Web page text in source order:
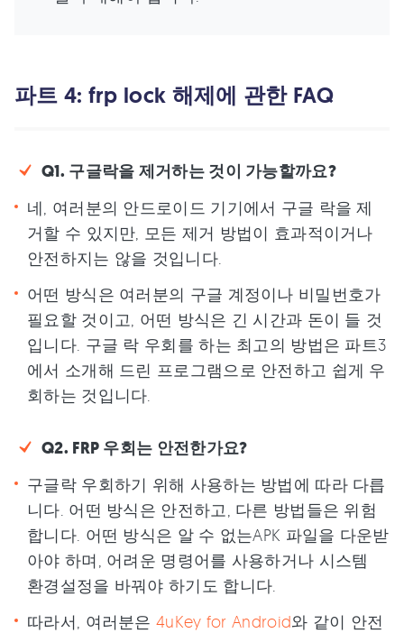
파트 4: frp lock 해제에 관한 FAQ
Q1. 구글락을 제거하는 것이 가능할까요?
네, 여러분의 안드로이드 기기에서 구글 락을 제
거할 수 있지만, 모든 제거 방법이 효과적이거나
안전하지는 않을 것입니다.
어떤 방식은 여러분의 구글 계정이나 비밀번호가
필요할 것이고, 어떤 방식은 긴 시간과 돈이 들 것
입니다. 구글 락 우회를 하는 최고의 방법은 파트3
에서 소개해 드린 프로그램으로 안전하고 쉽게 우
회하는 것입니다.
Q2. FRP 우회는 안전한가요?
구글락 우회하기 위해 사용하는 방법에 따라 다릅
니다. 어떤 방식은 안전하고, 다른 방법들은 위험
합니다. 어떤 방식은 알 수 없는APK 파일을 다운받
아야 하며, 어려운 명령어를 사용하거나 시스템
환경설정을 바꿔야 하기도 합니다.
따라서, 여러분은 4uKey for Android와 같이 안전